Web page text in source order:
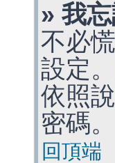
» 我
不必
設定
依照
密碼。
回頂端